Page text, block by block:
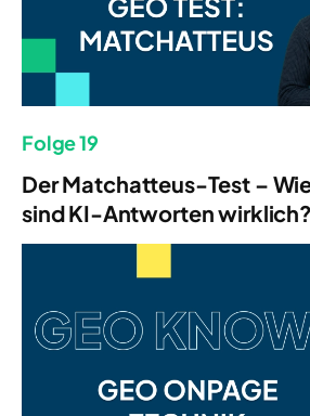
Folge 19
Der Matchatteus-Test –
sind KI-Antworten wirklich?